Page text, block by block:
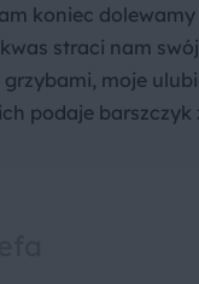
koniec
straci nam
moje
podaje